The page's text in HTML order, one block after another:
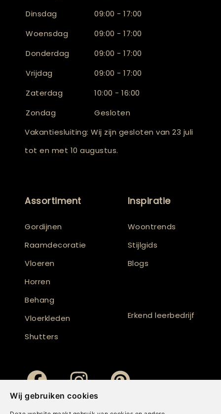
Wij gebruiken cookies
Dinsdag
09:00 - 17:00
Woensdag
09:00 - 17:00
Donderdag
09:00 - 17:00
Vrijdag
09:00 - 17:00
Zaterdag
10:00 - 16:00
Zondag
Gesloten
Vakantiesluiting: Wij zijn gesloten van 23 juli
tot en met 10 augustus.
Assortiment
Gordijnen
Raamdecoratie
Vloeren
Horren
Behang
Vloerkleden
Shutters
Inspiratie
Woontrends
Stijlgids
Blogs
Erkend leerbedrijf